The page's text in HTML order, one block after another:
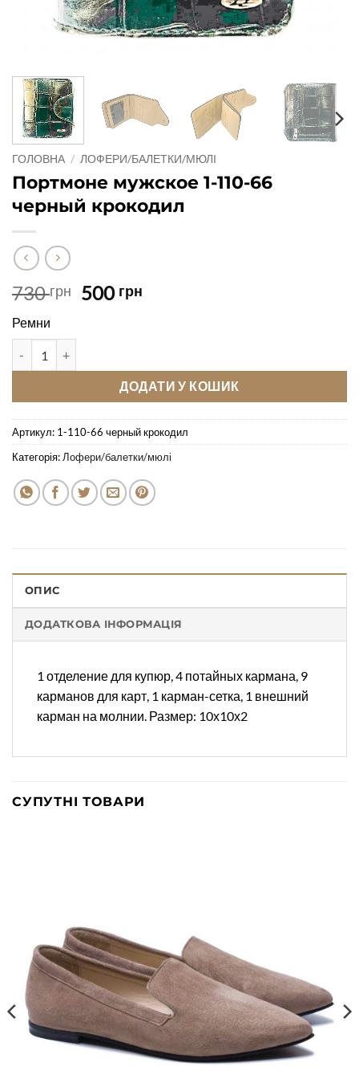
ГОЛОВНА / ЛОФЕРИ/БАЛЕТКИ/МЮЛІ
Портмоне мужское 1-110-66
черный крокодил
730грн
Оригінальна
500 грн
Ремни
ДОДАТИ У КОШИК
Артикул: 1-110-66 черный крокодил
Категорія:Лофери/балетки/мюлі
ОПИС
ДОДАТКОВА ІНФОРМАЦІЯ
1 отделение для купюр, 4 потайных кармана, 9
карманов для карт, 1 карман-сетка, 1 внешний
карман на молнии. Размер: 10х10х2
СУПУТНІ ТОВАРИ